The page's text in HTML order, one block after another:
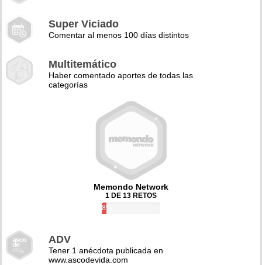
Super Viciado
Comentar al menos 100 días distintos
Multitemático
Haber comentado aportes de todas las
categorías
Memondo Network
1 DE 13 RETOS
8%
ADV
Tener 1 anécdota publicada en
www.ascodevida.com